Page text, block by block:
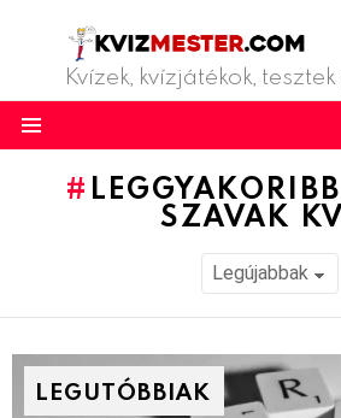
Kvízek, kvízjátékok,
SZAVAK
LEGUTÓBBIAK